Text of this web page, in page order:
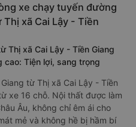
xe chạy tuyến đường
xã Cai Lậy - Tiền
Thị xã Cai Lậy - Tiền Giang
cao: Tiện lợi, sang trọng
từ Thị xã Cai Lậy - Tiền
xe 16 chỗ. Nội thất được làm
Âu, không chỉ êm ái cho
mẻ và không hề bị hầm bí